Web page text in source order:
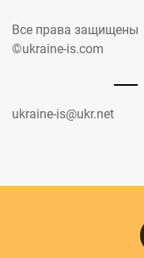
Все права защищены
©ukraine-is.com
ukraine-is@ukr.net